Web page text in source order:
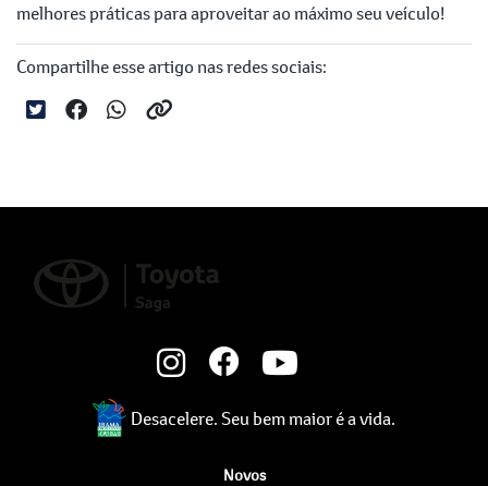
melhores práticas para aproveitar ao máximo seu veículo!
Compartilhe esse artigo nas redes sociais:
Desacelere. Seu bem maior é a vida.
Novos